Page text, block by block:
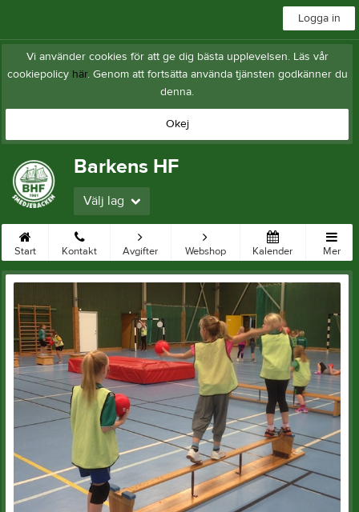
Logga in
Vi använder cookies för att ge dig bästa upplevelsen. Läs vår
cookiepolicy här. Genom att fortsätta använda tjänsten godkänner du
denna.
Okej
Barkens HF
Välj lag
Start Kontakt Avgifter Webshop Kalender Mer